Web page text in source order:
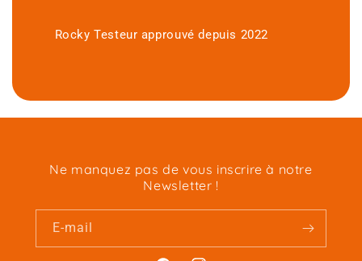
Rocky Testeur approuvé depuis 2022
Ne manquez pas de vous inscrire à notre
Newsletter !
E-mail